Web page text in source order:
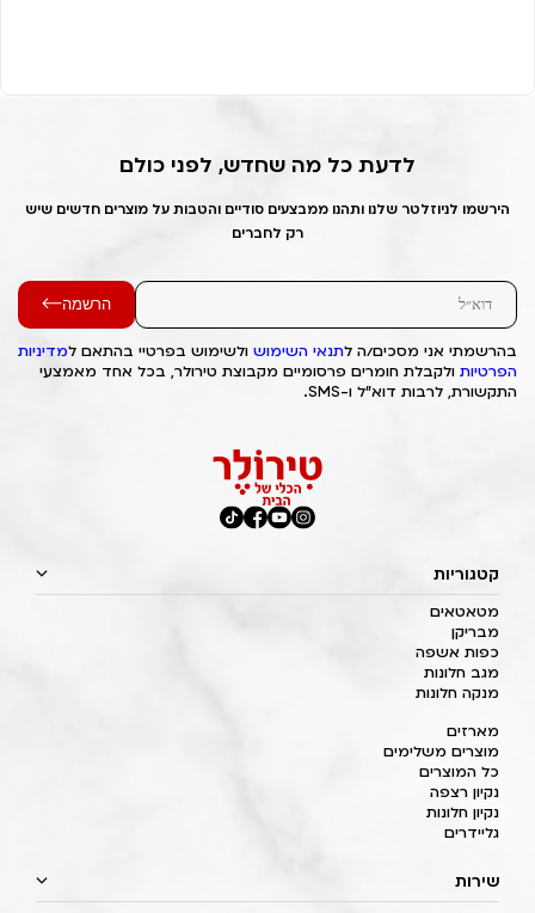
לדעת כל מה שחדש, לפני כולם
הירשמו לניוזלטר שלנו ותהנו ממבצעים סודיים והטבות על מוצרים חדשים שיש
רק לחברים
הרשמה
בהרשמתי אני מסכים/ה לתנאי השימוש ולשימוש בפרטיי בהתאם למדיניות
הפרטיות ולקבלת חומרים פרסומיים מקבוצת טירולר, בכל אחד מאמצעי
התקשורת, לרבות דוא"ל ו-SMS.
קטגוריות
מטאטאים
מבריקן
כפות אשפה
מגב חלונות
מנקה חלונות
מארזים
מוצרים משלימים
כל המוצרים
נקיון רצפה
נקיון חלונות
גליידרים
שירות